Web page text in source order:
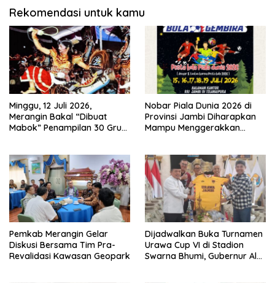
Rekomendasi untuk kamu
Minggu, 12 Juli 2026,
Merangin Bakal “Dibuat
Mabok” Penampilan 30 Grup
Nobar Piala Dunia 2026 di
Provinsi Jambi Diharapkan
Mampu Menggerakkan
Pemkab Merangin Gelar
Diskusi Bersama Tim Pra-
Revalidasi Kawasan Geopark
Dijadwalkan Buka Turnamen
Urawa Cup VI di Stadion
Swarna Bhumi, Gubernur Al